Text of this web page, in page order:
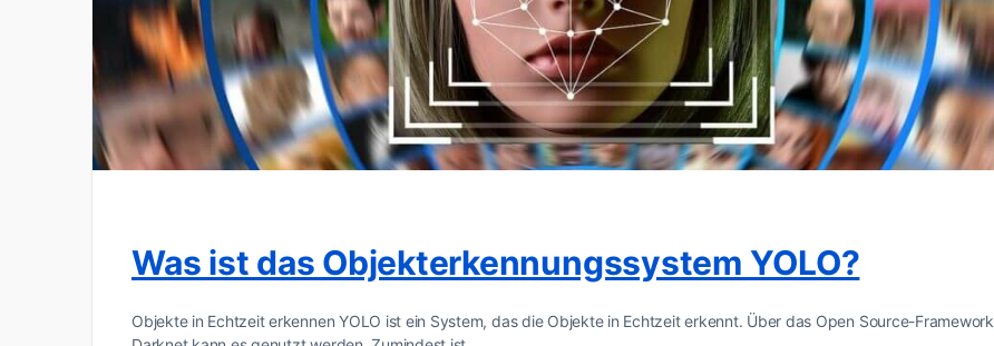
Was ist das Objekterkennungssystem YOLO?
Objekte in Echtzeit erkennen YOLO ist ein System, das die Objekte in Echtzeit erkennt. Über das Open Source-Framework